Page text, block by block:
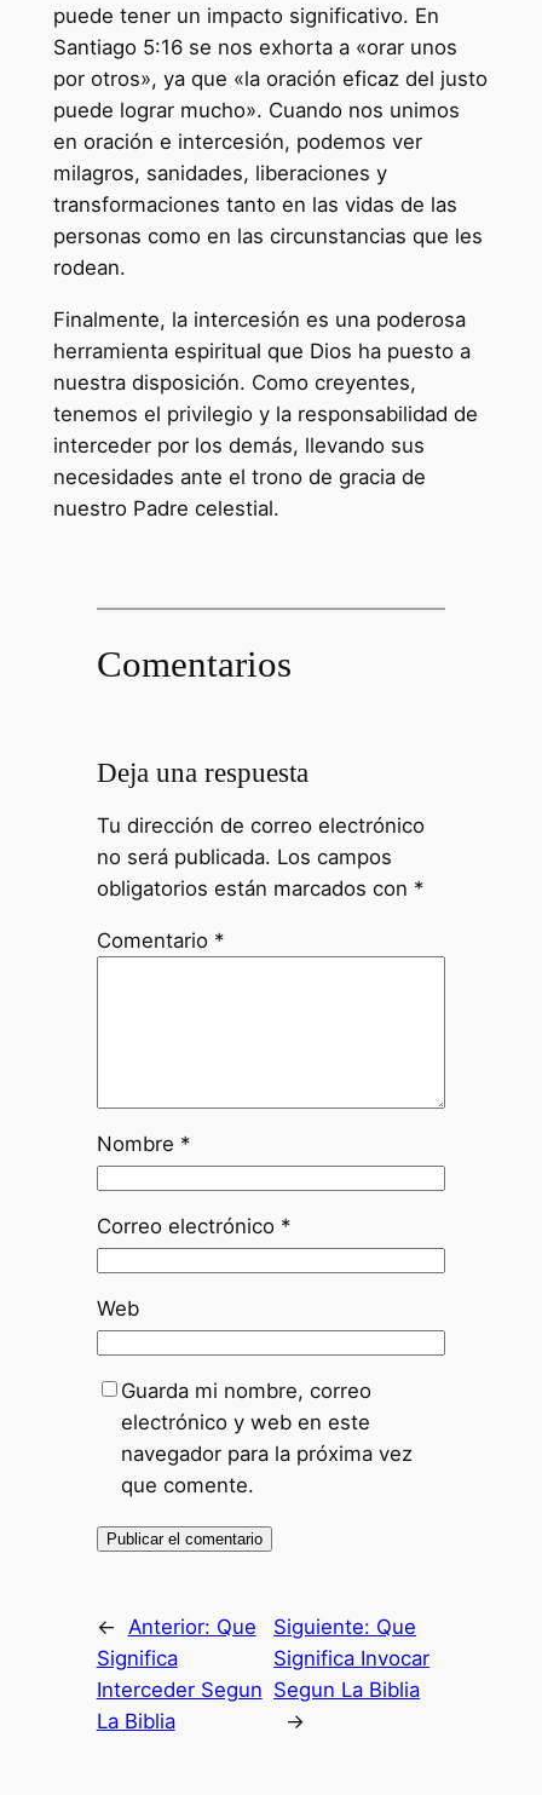
puede tener un impacto significativo. En
Santiago 5:16 se nos exhorta a «orar unos
por otros», ya que «la oración eficaz del justo
puede lograr mucho». Cuando nos unimos
en oración e intercesión, podemos ver
milagros, sanidades, liberaciones y
transformaciones tanto en las vidas de las
personas como en las circunstancias que les
rodean.
Finalmente, la intercesión es una poderosa
herramienta espiritual que Dios ha puesto a
nuestra disposición. Como creyentes,
tenemos el privilegio y la responsabilidad de
interceder por los demás, llevando sus
necesidades ante el trono de gracia de
nuestro Padre celestial.
Comentarios
Deja una respuesta
Tu dirección de correo electrónico
no será publicada. Los campos
obligatorios están marcados con *
Comentario *
Nombre *
Correo electrónico *
Web
Guarda mi nombre, correo
electrónico y web en este
navegador para la próxima vez
que comente.
← Anterior: Que
Significa
Interceder Segun
La Biblia
Siguiente: Que
Significa Invocar
Segun La Biblia
→